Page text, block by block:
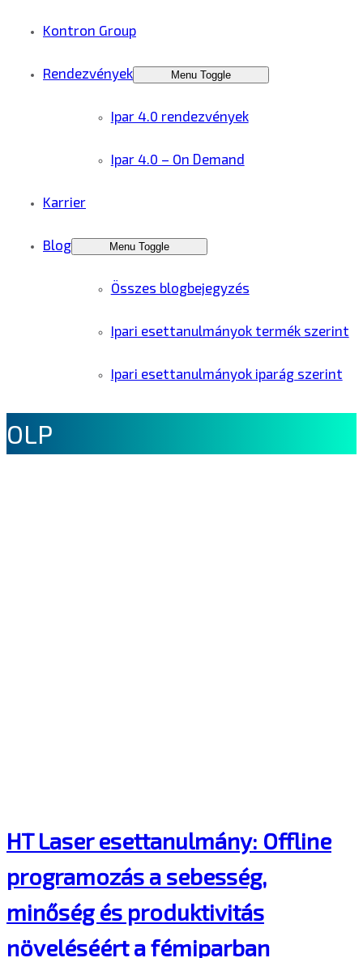
Kontron Group
Rendezvények Menu Toggle
Ipar 4.0 rendezvények
Ipar 4.0 – On Demand
Karrier
Blog Menu Toggle
Összes blogbejegyzés
Ipari esettanulmányok termék szerint
Ipari esettanulmányok iparág szerint
OLP
HT Laser esettanulmány: Offline
programozás a sebesség,
minőség és produktivitás
növeléséért a fémiparban